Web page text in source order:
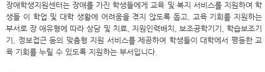
장애학생지원센터는 장애를 가진 학생들에게 교육 및 복지 서비스를 지원하여 학
생들 이 학업 및 대학 생활에 어려움을 겪지 않도록 돕고, 교육 기회를 지원하는
부서로 장 애유형에 따라 상담 및 치료, 지원인력배치, 보조공학기기, 학습보조기
기, 정보접근 등의 맞춤형 지원 서비스를 제공하여 학생들이 대학에서 평등한 교
육 기회를 누릴 수 있도록 지원하는 부서입니다.